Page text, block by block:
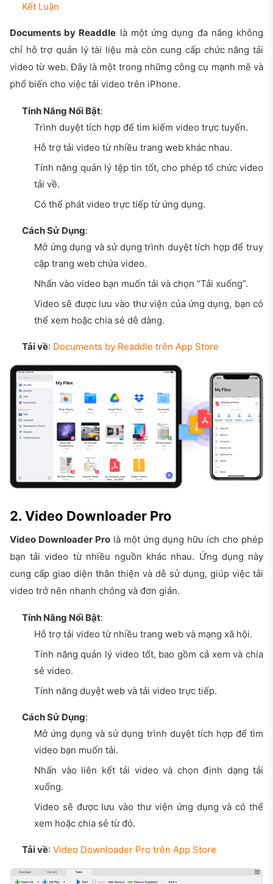
Kết Luận
Documents by Readdle là một ứng dụng đa năng không
chỉ hỗ trợ quản lý tài liệu mà còn cung cấp chức năng tải
video từ web. Đây là một trong những công cụ mạnh mẽ và
phổ biến cho việc tải video trên iPhone.
Tính Năng Nổi Bật:
Trình duyệt tích hợp để tìm kiếm video trực tuyến.
Hỗ trợ tải video từ nhiều trang web khác nhau.
Tính năng quản lý tệp tin tốt, cho phép tổ chức video
tải về.
Có thể phát video trực tiếp từ ứng dụng.
Cách Sử Dụng:
Mở ứng dụng và sử dụng trình duyệt tích hợp để truy
cập trang web chứa video.
Nhấn vào video bạn muốn tải và chọn “Tải xuống”.
Video sẽ được lưu vào thư viện của ứng dụng, bạn có
thể xem hoặc chia sẻ dễ dàng.
Tải về: Documents by Readdle trên App Store
2. Video Downloader Pro
Video Downloader Prolà một ứng dụng hữu ích cho phép
bạn tải video từ nhiều nguồn khác nhau. Ứng dụng này
cung cấp giao diện thân thiện và dễ sử dụng, giúp việc tải
video trở nên nhanh chóng và đơn giản.
Tính Năng Nổi Bật:
Hỗ trợ tải video từ nhiều trang web và mạng xã hội.
Tính năng quản lý video tốt, bao gồm cả xem và chia
sẻ video.
Tính năng duyệt web và tải video trực tiếp.
Cách Sử Dụng:
Mở ứng dụng và sử dụng trình duyệt tích hợp để tìm
video bạn muốn tải.
Nhấn vào liên kết tải video và chọn định dạng tải
xuống.
Video sẽ được lưu vào thư viện ứng dụng và có thể
xem hoặc chia sẻ từ đó.
Tải về: Video Downloader Pro trên App Store